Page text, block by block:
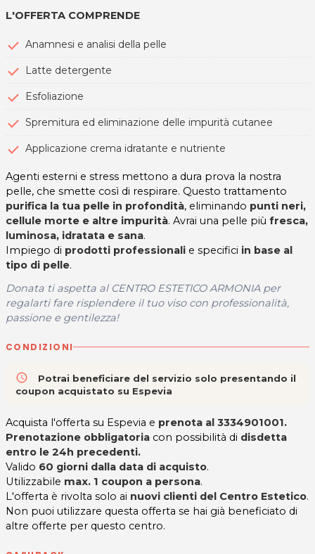
L'OFFERTA COMPRENDE
Anamnesi e analisi della pelle
Latte detergente
Esfoliazione
Spremitura ed eliminazione delle impurità cutanee
Applicazione crema idratante e nutriente
Agenti esterni e stress mettono a dura prova la nostra
pelle, che smette così di respirare. Questo trattamento
purifica la tua pelle in profondità, eliminando punti neri,
cellule morte e altre impurità. Avrai una pelle più fresca,
luminosa, idratata e sana.
Impiego di prodotti professionali e specifici in base al
tipo di pelle.
Donata ti aspetta al CENTRO ESTETICO ARMONIA per
regalarti fare risplendere il tuo viso con professionalità,
passione e gentilezza!
CONDIZIONI
access_time
Potrai beneficiare del servizio solo presentando il
coupon acquistato su Espevia
Acquista l'offerta su Espevia e prenota al 3334901001.
Prenotazione obbligatoria con possibilità di disdetta
entro le 24h precedenti.
Valido 60 giorni dalla data di acquisto.
Utilizzabile max. 1 coupon a persona.
L'offerta è rivolta solo ai nuovi clienti del Centro Estetico.
Non puoi utilizzare questa offerta se hai già beneficiato di
altre offerte per questo centro.